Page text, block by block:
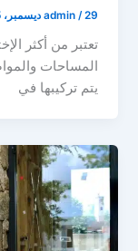
admin /29 ديسمبر، 2025
تعتبر من أكثر
المساحات
يتم تركيبها في